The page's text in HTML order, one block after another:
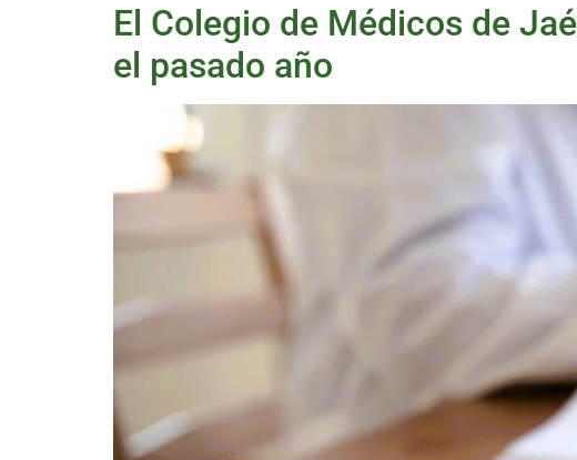
El Colegio de Médicos de
el pasado año